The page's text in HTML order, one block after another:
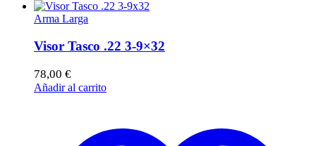
Arma Larga
Visor Tasco .22 3-9×32
78,00 €
Añadir al carrito